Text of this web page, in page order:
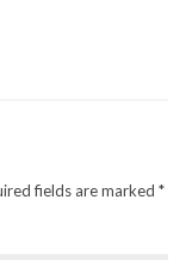
fields are marked *